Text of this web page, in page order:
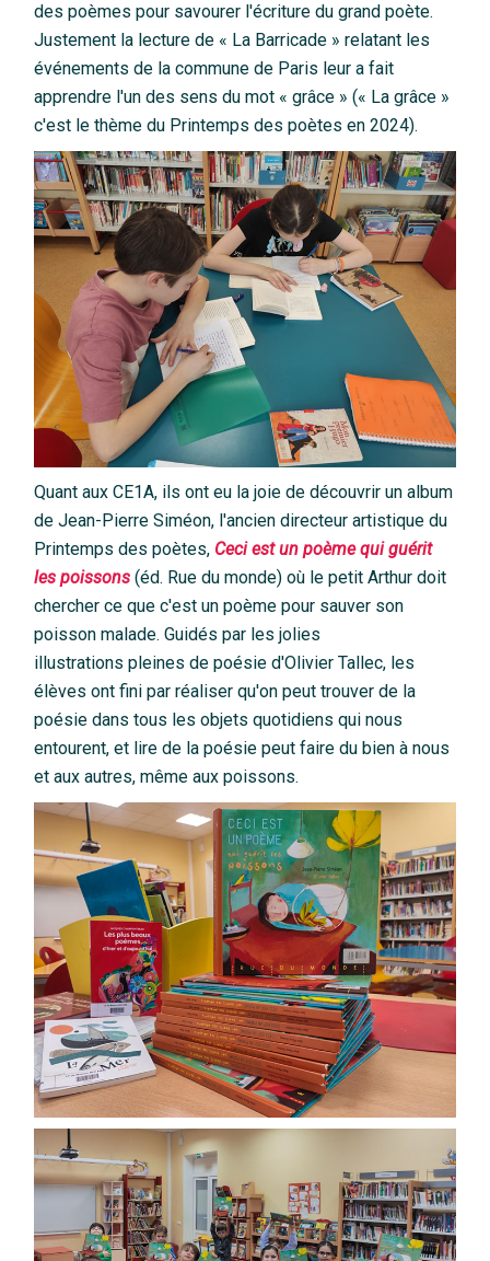
des poèmes pour savourer l'écriture du grand poète.
Justement la lecture de « La Barricade » relatant les
événements de la commune de Paris leur a fait
apprendre l'un des sens du mot « grâce » (« La grâce »
c'est le thème du Printemps des poètes en 2024).
Quant aux CE1A, ils ont eu la joie de découvrir un album
de Jean-Pierre Siméon, l'ancien directeur artistique du
Printemps des poètes, Ceci est un poème qui guérit
les poissons (éd. Rue du monde) où le petit Arthur doit
chercher ce que c'est un poème pour sauver son
poisson malade. Guidés par les jolies
illustrations pleines de poésie d'Olivier Tallec, les
élèves ont fini par réaliser qu'on peut trouver de la
poésie dans tous les objets quotidiens qui nous
entourent, et lire de la poésie peut faire du bien à nous
et aux autres, même aux poissons.